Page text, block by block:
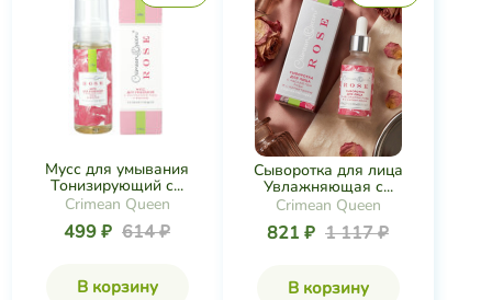
Мусс для умывания
Тонизирующий с...
Crimean Queen
499 ₽ 614 ₽
В корзину
Сыворотка для лица
Увлажняющая с...
Crimean Queen
821 ₽ 1 117 ₽
В корзину